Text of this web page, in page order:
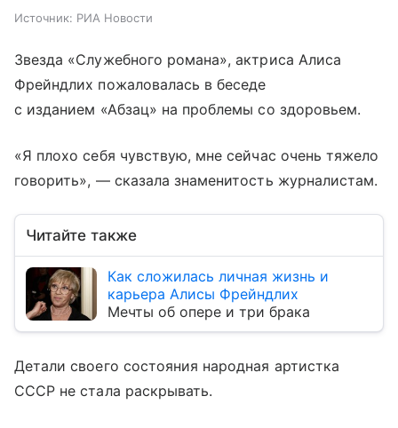
Источник: РИА Новости
Звезда «Служебного романа», актриса Алиса
Фрейндлих пожаловалась в беседе
с изданием «Абзац» на проблемы со здоровьем.
«Я плохо себя чувствую, мне сейчас очень тяжело
говорить», — сказала знаменитость журналистам.
Читайте также
Как сложилась личная жизнь и
карьера Алисы Фрейндлих
Мечты об опере и три брака
Детали своего состояния народная артистка
СССР не стала раскрывать.